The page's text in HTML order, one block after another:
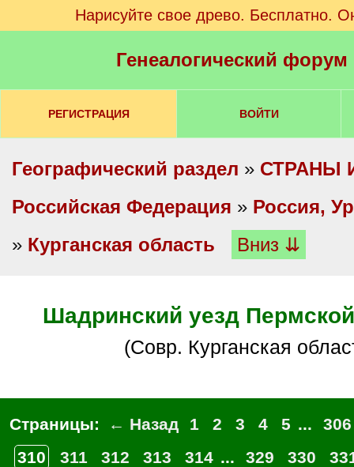
Нарисуйте свое древо. Бесплатно.
Генеалогический
РЕГИСТРАЦИЯ ВОЙТИ
Географический раздел » СТРАНЫ
Российская Федерация » Россия,
» Курганская область Вниз ⇊
Шадринский уезд
(Совр. Курганская
Страницы: ← Назад 1 2 3 4 5 ...
306
310
311 312 313 314 ... 329 330